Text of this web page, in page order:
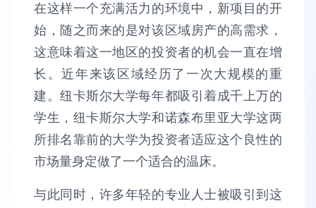
在这样一个充满活力的环境中，新项目的开
始，随之而来的是对该区域房产的高需求，
这意味着这一地区的投资者的机会一直在增
长。近年来该区域经历了一次大规模的重
建。纽卡斯尔大学每年都吸引着成千上万的
学生，纽卡斯尔大学和诺森布里亚大学这两
所排名靠前的大学为投资者适应这个良性的
市场量身定做了一个适合的温床。
与此同时，许多年轻的专业人士被吸引到这